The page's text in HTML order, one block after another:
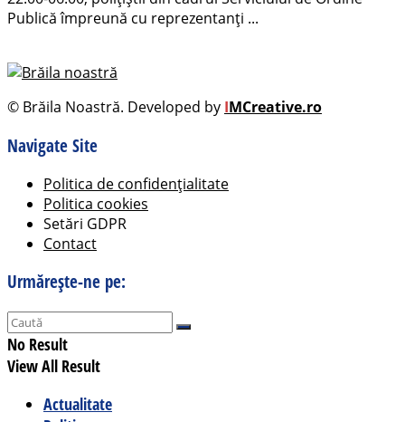
Publică împreună cu reprezentanți ...
© Brăila Noastră. Developed by IMCreative.ro
Navigate Site
Politica de confidențialitate
Politica cookies
Setări GDPR
Contact
Urmărește-ne pe:
No Result
View All Result
Actualitate